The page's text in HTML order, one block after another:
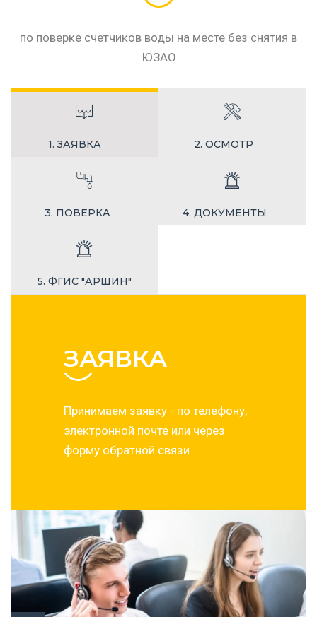
по поверке счетчиков воды на месте без снятия в
ЮЗАО
1. ЗАЯВКА 2. ОСМОТР
3. ПОВЕРКА 4. ДОКУМЕНТЫ
5. ФГИС "АРШИН"
ЗАЯВКА
Принимаем заявку - по телефону,
электронной почте или через
форму обратной связи